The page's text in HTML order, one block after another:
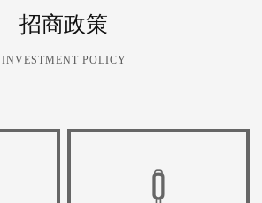
招商政策
INVESTMENT POLICY